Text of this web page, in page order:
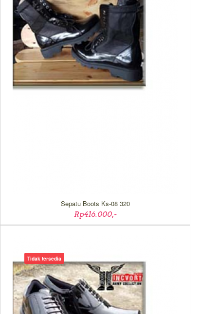
Sepatu Boots Ks-08 320
Rp416.000,-
Tidak tersedia